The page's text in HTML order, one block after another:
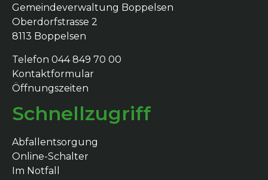
Gemeindeverwaltung Boppelsen
Oberdorfstrasse 2
8113 Boppelsen
Telefon 044 849 70 00
Kontaktformular
Öffnungszeiten
Schnellzugriff
Abfallentsorgung
Online-Schalter
Im Notfall